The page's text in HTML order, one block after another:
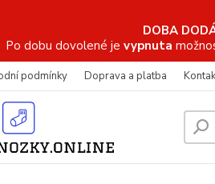
DOBA
Po dobu dovolené je vypnuta
podmínky Doprava a platba